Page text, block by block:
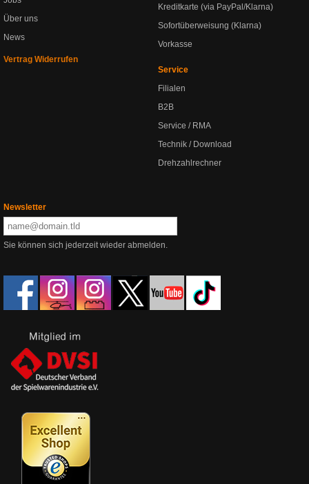
Über uns
News
Vertrag Widerrufen
Kreditkarte (via PayPal/Klarna)
Sofortüberweisung (Klarna)
Vorkasse
Service
Filialen
B2B
Service / RMA
Technik / Download
Drehzahlrechner
Newsletter
Sie können sich jederzeit wieder abmelden.